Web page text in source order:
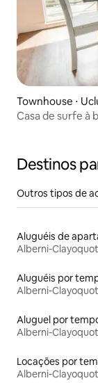
Townhouse ⋅
Casa de surfe à
Destinos
Outros tipos de
Aluguéis de
Alberni-Clayoquot
Alberni-Clayoquot
Alberni-Clayoquot
Alberni-Clayoquot